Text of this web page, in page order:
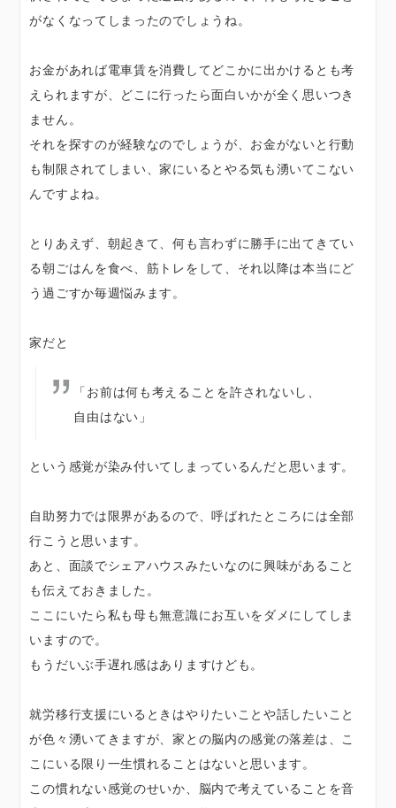
がなくなってしまったのでしょうね。
お金があれば電車賃を消費してどこかに出かけるとも考
えられますが、どこに行ったら面白いかが全く思いつき
ません。
それを探すのが経験なのでしょうが、お金がないと行動
も制限されてしまい、家にいるとやる気も湧いてこない
んですよね。
とりあえず、朝起きて、何も言わずに勝手に出てきてい
る朝ごはんを食べ、筋トレをして、それ以降は本当にど
う過ごすか毎週悩みます。
家だと
「お前は何も考えることを許されないし、
自由はない」
という感覚が染み付いてしまっているんだと思います。
自助努力では限界があるので、呼ばれたところには全部
行こうと思います。
あと、面談でシェアハウスみたいなのに興味があること
も伝えておきました。
ここにいたら私も母も無意識にお互いをダメにしてしま
いますので。
もうだいぶ手遅れ感はありますけども。
就労移行支援にいるときはやりたいことや話したいこと
が色々湧いてきますが、家との脳内の感覚の落差は、こ
こにいる限り一生慣れることはないと思います。
この慣れない感覚のせいか、脳内で考えていることを音